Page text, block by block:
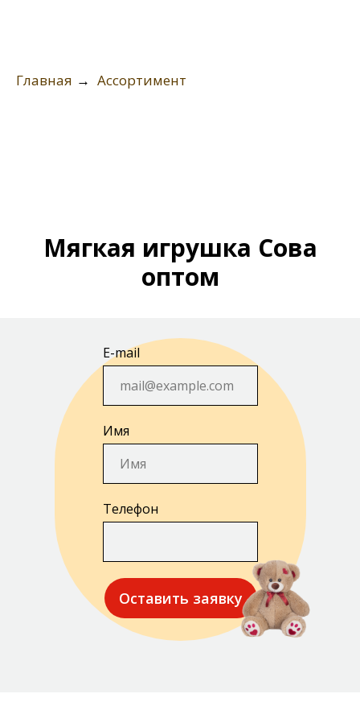
Главная → Ассортимент
Мягкая игрушка Сова
оптом
E-mail
Имя
Телефон
Оставить заявку